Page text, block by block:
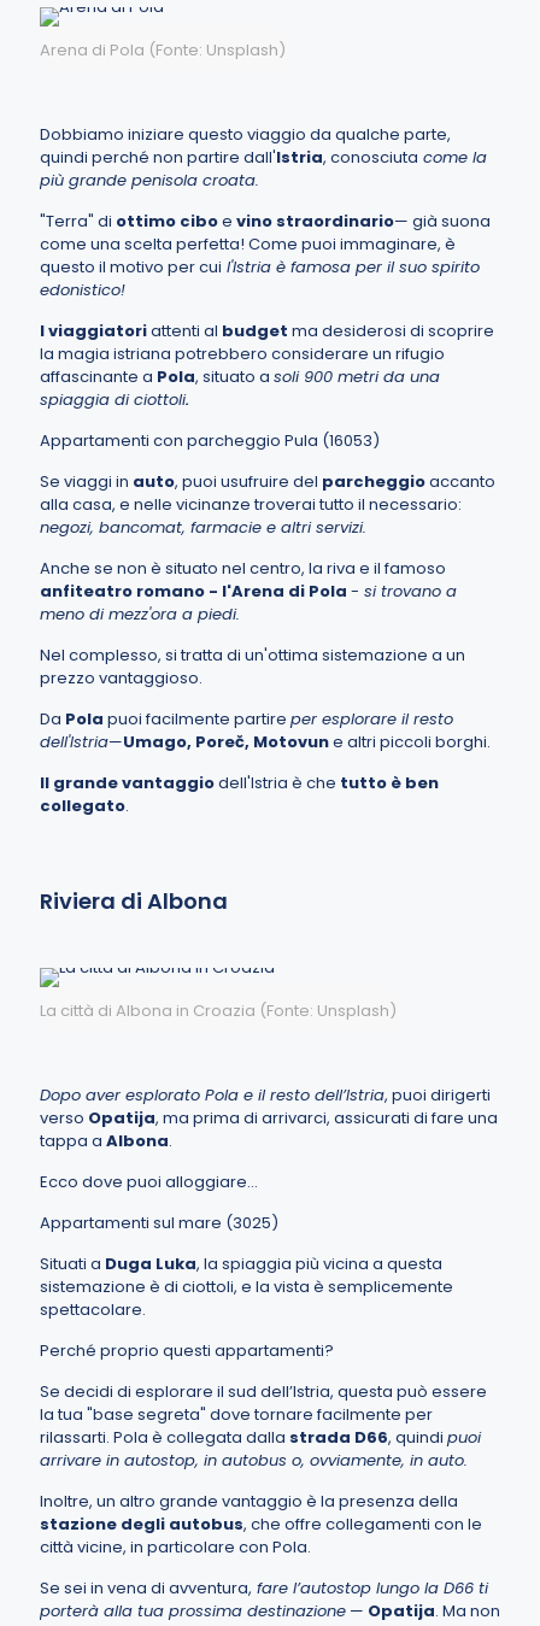
Arena di Pola (Fonte: Unsplash)
Dobbiamo iniziare questo viaggio da qualche parte,
quindi perché non partire dall'Istria, conosciuta come la
più grande penisola croata.
"Terra" di ottimo ciboe vino straordinario— già suona
come una scelta perfetta! Come puoi immaginare, è
questo il motivo per cui l'Istria è famosa per il suo spirito
edonistico!
I viaggiatoriattenti al budget ma desiderosi di scoprire
la magia istriana potrebbero considerare un rifugio
affascinante a Pola, situato a soli 900 metri da una
spiaggia di ciottoli.
Appartamenti con parcheggio Pula (16053)
Se viaggi in auto, puoi usufruire del parcheggioaccanto
alla casa, e nelle vicinanze troverai tutto il necessario:
negozi, bancomat, farmacie e altri servizi.
Anche se non è situato nel centro, la riva e il famoso
anfiteatro romano - l'Arena di Pola - si trovano a
meno di mezz'ora a piedi.
Nel complesso, si tratta di un'ottima sistemazione a un
prezzo vantaggioso.
Da Pola puoi facilmente partire per esplorare il resto
dell'Istria—Umago, Poreč, Motovune altri piccoli borghi.
Il grande vantaggiodell'Istria è che tutto è ben
collegato.
Riviera di Albona
La città di Albona in Croazia (Fonte: Unsplash)
Dopo aver esplorato Pola e il resto dell’Istria, puoi dirigerti
verso Opatija, ma prima di arrivarci, assicurati di fare una
tappa a Albona.
Ecco dove puoi alloggiare…
Appartamenti sul mare (3025)
Situati a Duga Luka, la spiaggia più vicina a questa
sistemazione è di ciottoli, e la vista è semplicemente
spettacolare.
Perché proprio questi appartamenti?
Se decidi di esplorare il sud dell’Istria, questa può essere
la tua "base segreta" dove tornare facilmente per
rilassarti. Pola è collegata dalla strada D66, quindi puoi
arrivare in autostop, in autobus o, ovviamente, in auto.
Inoltre, un altro grande vantaggio è la presenza della
stazione degli autobus, che offre collegamenti con le
città vicine, in particolare con Pola.
Se sei in vena di avventura, fare l’autostop lungo la D66 ti
porterà alla tua prossima destinazione — Opatija. Ma non